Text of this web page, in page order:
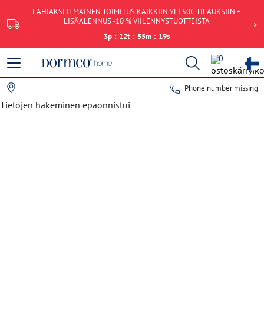
LAHJAKSI ILMAINEN TOIMITUS KAIKKIIN YLI 50€ TILAUKSIIN +
LISÄALENNUS -10 % VIILENNYSTUOTTEISTA
3p : 12t : 55m : 19s
0
Phone number missing
Tietojen hakeminen epäonnistui